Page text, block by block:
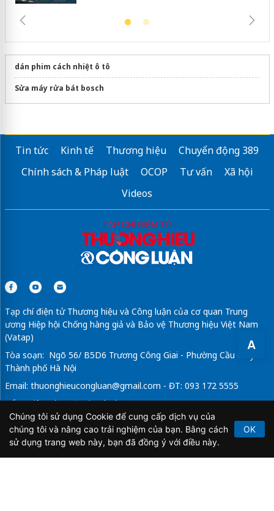
A
dán phim cách nhiệt ô tô
Sửa máy rửa bát bosch
Tin tức Kinh tế Thương hiệu
Chuyển động 389
Chính sách & Pháp luật
OCOP Tư vấn
Xã hội
Videos
Tạp chí điện tử Thương hiệu và Công luận của cơ quan Trung
ương Hiệp hội Chống hàng giả và Bảo vệ Thương hiệu Việt Nam
(Vatap)
Tòa soạn: Ngõ 56/ B5D6 Trương Công Giai - Phường Cầu Giấy -
Thành phố Hà Nội
Email: thuonghieucongluan@gmail.com - ĐT: 093 172 5555
Tổng Biên Tập: Vũ Đức Thuận
Giấy phép hoạt động báo chí điện tử số 64/GP-BTTTT do Bộ
Thông tin và Truyền thông cấp ngày 21/2/2020.
Chúng tôi sử dụng Cookie để cung cấp dịch vụ của
chúng tôi và nâng cao trải nghiệm của bạn. Bằng cách
sử dụng trang web này, bạn đã đồng ý với điều này.
OK